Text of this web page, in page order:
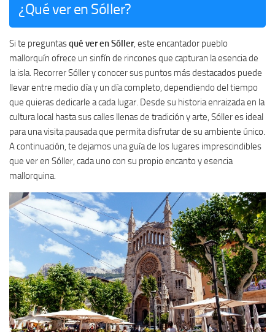
¿Qué ver en Sóller?
Si te preguntasqué ver en Sóller, este encantador pueblo
mallorquín ofrece un sinfín de rincones que capturan la esencia de
la isla. Recorrer Sóller y conocer sus puntos más destacados puede
llevar entre medio día y un día completo, dependiendo del tiempo
que quieras dedicarle a cada lugar. Desde su historia enraizada en la
cultura local hasta sus calles llenas de tradición y arte, Sóller es ideal
para una visita pausada que permita disfrutar de su ambiente único.
A continuación, te dejamos una guía de los lugares imprescindibles
que ver en Sóller, cada uno con su propio encanto y esencia
mallorquina.